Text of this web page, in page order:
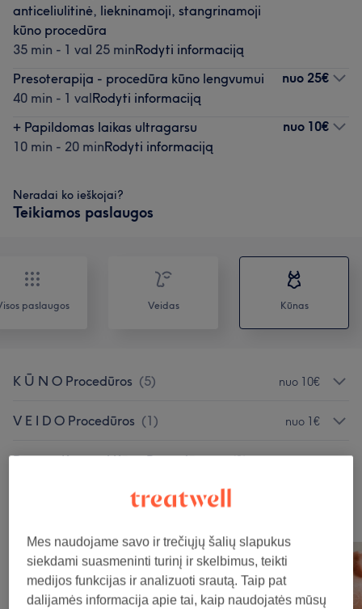
anticeliulitinė, liekninamoji, stangrinamoji
kūno procedūra
35 min - 1 val 25 minRodyti informaciją
Presoterapija - procedūra kūno lengvumui
40 min - 1 valRodyti informaciją
nuo 25€
+ Papildomas laikas ultragarsu
10 min - 20 minRodyti informaciją
nuo 10€
Neradai ko ieškojai?
Teikiamos paslaugos
paslaugos Veidas Kūnas
K Ū N O Procedūros (5) nuo 10€
V E I D O Procedūros (1) nuo 1€
Dovanų Kuponai Kūno Procedūroms (1) 20€
Norėdami peržiūrėti detales, paspauskite ant nuotraukos
Mes naudojame savo ir trečiųjų šalių slapukus
siekdami suasmeninti turinį ir skelbimus, teikti
medijos funkcijas ir analizuoti srautą. Taip pat
dalijamės informacija apie tai, kaip naudojatės mūsų